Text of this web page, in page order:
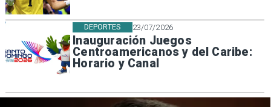
23/07/2026
Inauguración Juegos
Centroamericanos y del Caribe:
Horario y Canal
DEPORTES